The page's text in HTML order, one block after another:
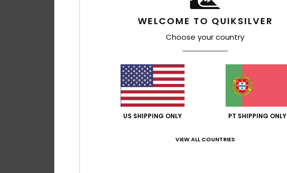
WELCOME TO QUIKSILVER
Choose your country
US SHIPPING ONLY PT SHIPPING ONLY
VIEW ALL COUNTRIES